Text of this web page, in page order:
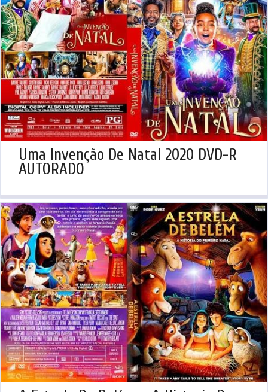
Uma Invenção De Natal 2020 DVD-R
AUTORADO